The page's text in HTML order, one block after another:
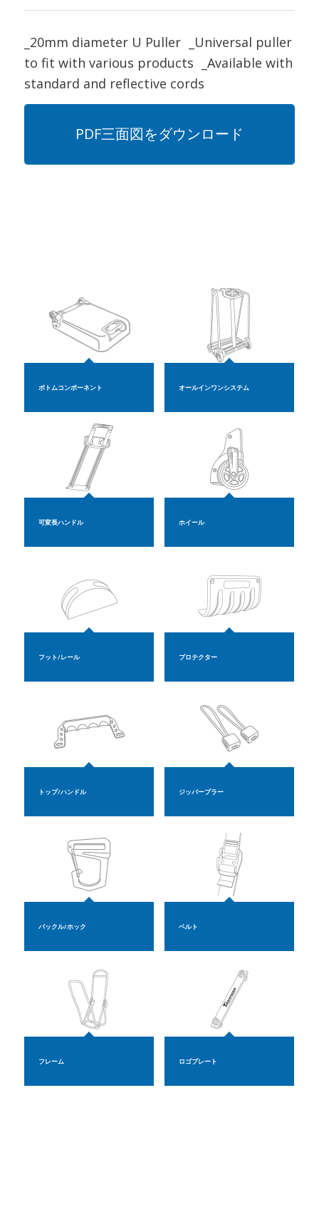
_20mm diameter U Puller _Universal puller
to fit with various products _Available with
standard and reflective cords
PDF三面図をダウンロード
ボトムコンポーネント オールインワンシステム
可変長ハンドル ホイール
フット/レール プロテクター
トップ/ハンドル ジッパープラー
バックル/ホック ベルト
フレーム ロゴプレート